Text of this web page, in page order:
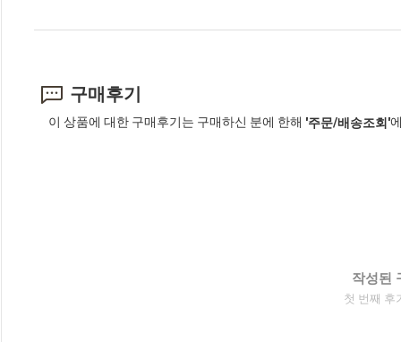
구매후기
이 상품에 대한 구매후기는 구매하신 분에 한해 '주문/배송조회'
작성된
첫 번째 후